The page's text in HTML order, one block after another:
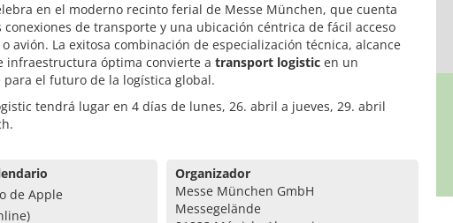
en el moderno recinto ferial de Messe München, que cuenta
conexiones de transporte y una ubicación céntrica de fácil acceso
avión. La exitosa combinación de especialización técnica, alcance
infraestructura óptima convierte a transport logisticen un
para el futuro de la logística global.
tendrá lugar en 4 días de lunes, 26. abril a jueves, 29. abril
de Apple
Organizador
Messe München GmbH
Messegelände